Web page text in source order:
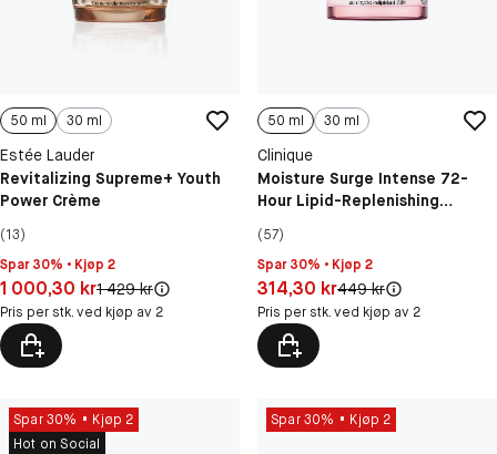
50 ml 30 ml
Estée Lauder
Revitalizing Supreme+ Youth
Power Crème
(13)
Spar 30% • Kjøp 2
Pris: 1 000,30 kr
1 000,30 krOriginal pris:
1 429 kr
Pris per stk. ved kjøp av 2
50 ml 30 ml
Clinique
Moisture Surge Intense 72-
Hour Lipid-Replenishing
(57)
Spar 30% • Kjøp 2
Pris: 314,30 kr
314,30 krOriginal pris:
449 kr
Pris per stk. ved kjøp av 2
Spar 30%
Kjøp 2
Hot on Social
Spar 30% Kjøp 2